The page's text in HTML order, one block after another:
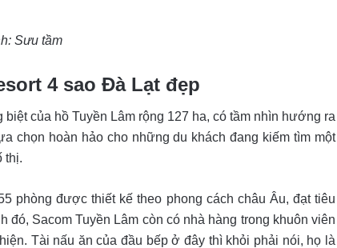
Sưu tầm
4 sao Đà Lạt đẹp
của hồ Tuyền Lâm rộng 127 ha, có tầm nhìn hướng ra
chọn hoàn hảo cho những du khách đang kiếm tìm một
thị.
phòng được thiết kế theo phong cách châu Âu, đạt tiêu
Sacom Tuyền Lâm còn có nhà hàng trong khuôn viên
Tài nấu ăn của đầu bếp ở đây thì khỏi phải nói, họ là